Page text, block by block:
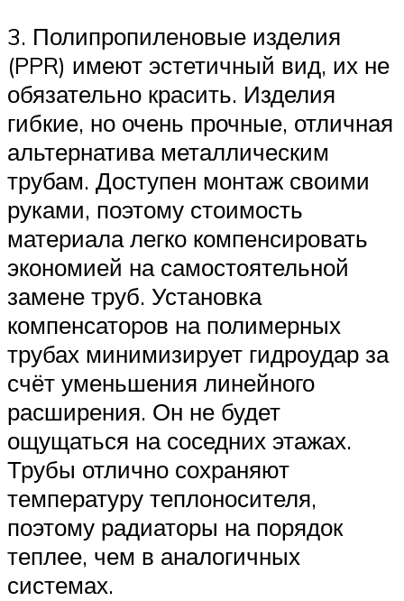
3. Полипропиленовые изделия
(PPR) имеют эстетичный вид, их не
обязательно красить. Изделия
гибкие, но очень прочные, отличная
альтернатива металлическим
трубам. Доступен монтаж своими
руками, поэтому стоимость
материала легко компенсировать
экономией на самостоятельной
замене труб. Установка
компенсаторов на полимерных
трубах минимизирует гидроудар за
счёт уменьшения линейного
расширения. Он не будет
ощущаться на соседних этажах.
Трубы отлично сохраняют
температуру теплоносителя,
поэтому радиаторы на порядок
теплее, чем в аналогичных
системах.